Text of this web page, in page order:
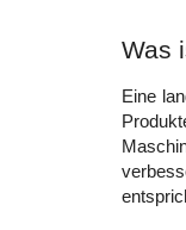
Was
Eine